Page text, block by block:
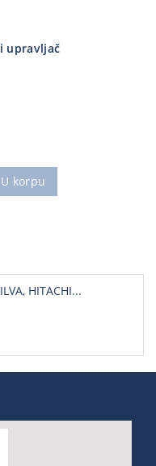
upravljač
U korpu
HITACHI...